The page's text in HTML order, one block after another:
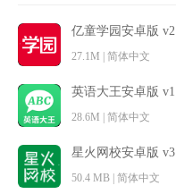
5、,以'打怪升级'的模式
6、3分钟精要知识点短视
要点。从此，难题不再难
7、是中小学生远程教育
习,在快乐学习的过程中成
亿童学园安卓版
27.1M | 简体中文
英语大王安卓版
28.6M | 简体中文
星火网校安卓版
50.4 MB | 简体中文